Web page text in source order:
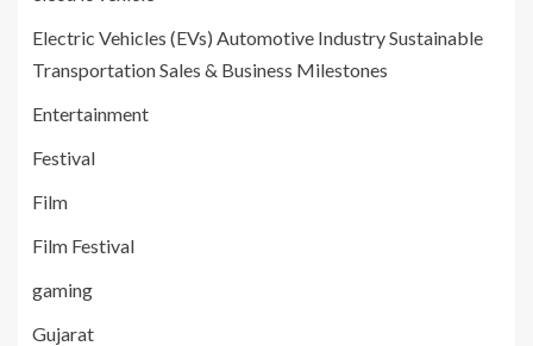
Electric Vehicles (EVs) Automotive Industry Sustainable
Transportation Sales & Business Milestones
Entertainment
Festival
Film
Film Festival
gaming
Gujarat